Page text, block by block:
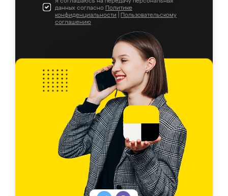
данных согласно Политике
конфиденциальности
Пользовательскому
соглашению